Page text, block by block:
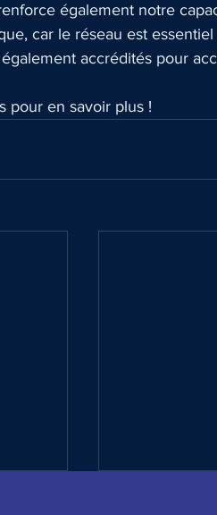
également notre
car le réseau est
accrédités pour
pour en savoir plus !